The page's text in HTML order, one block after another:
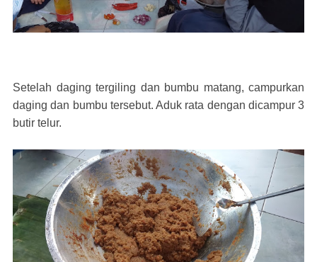
Setelah daging tergiling dan bumbu matang, campurkan
daging dan bumbu tersebut. Aduk rata dengan dicampur 3
butir telur.